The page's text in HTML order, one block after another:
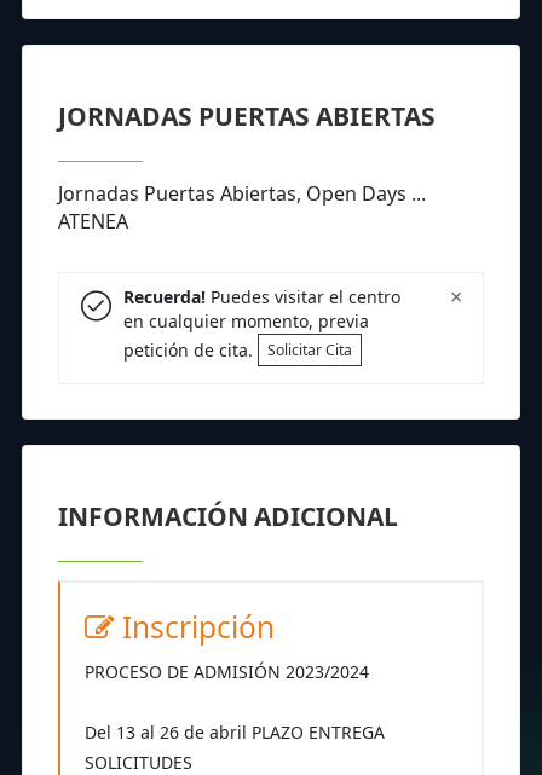
JORNADAS PUERTAS ABIERTAS
Jornadas Puertas Abiertas, Open Days ...
ATENEA
×
Recuerda!Puedes visitar el centro
en cualquier momento, previa
petición de cita.
Solicitar Cita
INFORMACIÓN ADICIONAL
Inscripción
PROCESO DE ADMISIÓN 2023/2024
Del 13 al 26 de abril PLAZO ENTREGA
SOLICITUDES